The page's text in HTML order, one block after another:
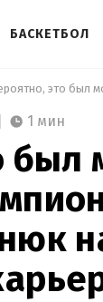
БАСКЕТБОЛ
1 мин
был